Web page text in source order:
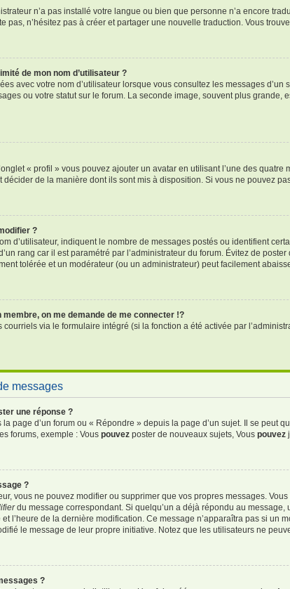
n’a pas installé votre langue ou bien que personne n’a encore
pas, n’hésitez pas à créer et partager une nouvelle traduction. Vous
de mon nom d’utilisateur ?
avec votre nom d’utilisateur lorsque vous consultez les messages
ou votre statut sur le forum. La seconde image, souvent plus
« profil » vous pouvez ajouter un avatar en utilisant l’une des
de la manière dont ils sont mis à disposition. Si vous ne pouvez
?
d’utilisateur, indiquent le nombre de messages postés ou identifient
rang car il est paramétré par l’administrateur du forum. Évitez de
tolérée et un modérateur (ou un administrateur) peut facilement
membre, on me demande de me connecter !?
courriels via le formulaire intégré (si la fonction a été activée par
messages
une réponse ?
page d’un forum ou « Répondre » depuis la page d’un sujet. Il se peut
forums, exemple : Vous pouvez poster de nouveaux sujets, Vous pouvez
?
vous ne pouvez modifier ou supprimer que vos propres messages.
du message correspondant. Si quelqu’un a déjà répondu au message,
l’heure de la dernière modification. Ce message n’apparaîtra pas si
le message de leur propre initiative. Notez que les utilisateurs ne
?